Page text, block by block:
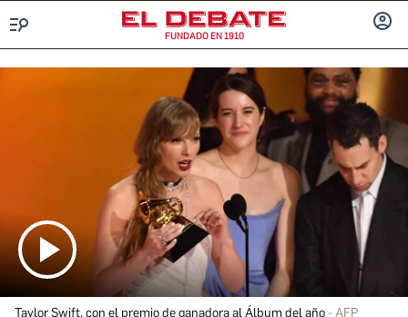
FUNDADO EN 1910
Taylor Swift, con el premio de ganadora al Álbum del año AFP